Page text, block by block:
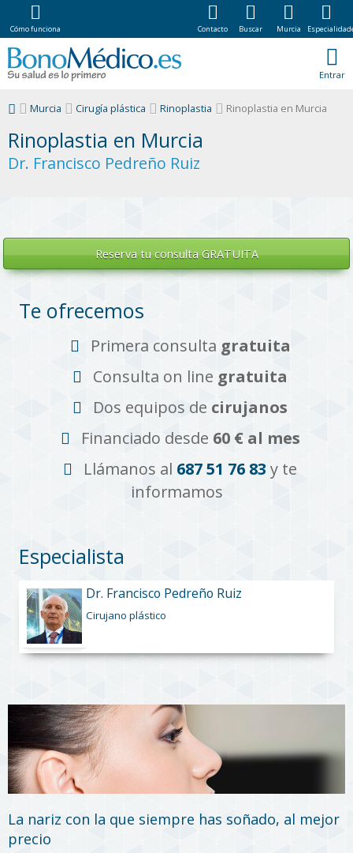
Entrar
Murcia Cirugía plástica Rinoplastia Rinoplastia en Murcia
Rinoplastia en Murcia
Dr. Francisco Pedreño Ruiz
Reserva tuconsulta GRATUITA
Te ofrecemos
Primera consulta gratuita
Consulta on line gratuita
Dos equipos de cirujanos
Financiado desde 60 € al mes
Llámanos al 687 51 76 83 y te
informamos
Especialista
Dr. Francisco Pedreño Ruiz
Cirujano plástico
La nariz con la que siempre has soñado, al mejor
precio
Cómo funciona Contacto Buscar Murcia